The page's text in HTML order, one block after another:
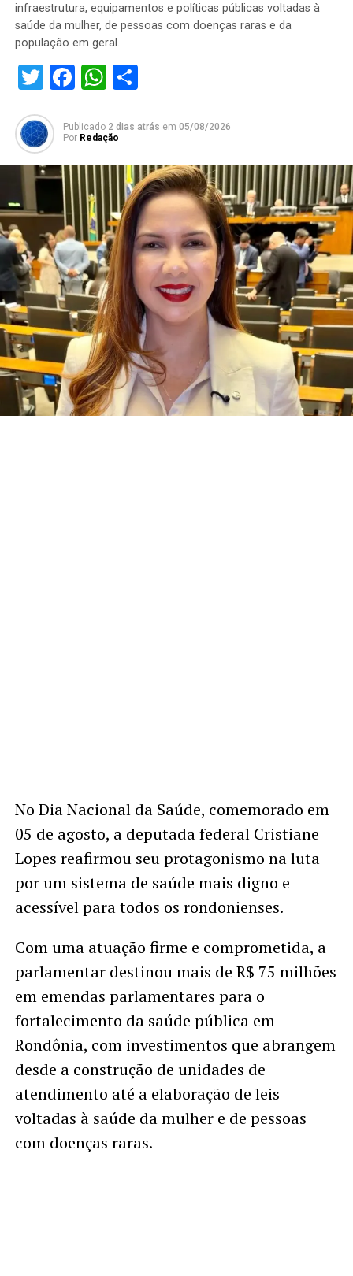
infraestrutura, equipamentos e políticas públicas voltadas à
saúde da mulher, de pessoas com doenças raras e da
população em geral.
Twitter
Facebook
WhatsApp
Share
Publicado 2 dias atrás em 05/08/2026
Por Redação
No Dia Nacional da Saúde, comemorado em
05 de agosto, a deputada federal Cristiane
Lopes reafirmou seu protagonismo na luta
por um sistema de saúde mais digno e
acessível para todos os rondonienses.
Com uma atuação firme e comprometida, a
parlamentar destinou mais de R$ 75 milhões
em emendas parlamentares para o
fortalecimento da saúde pública em
Rondônia, com investimentos que abrangem
desde a construção de unidades de
atendimento até a elaboração de leis
voltadas à saúde da mulher e de pessoas
com doenças raras.